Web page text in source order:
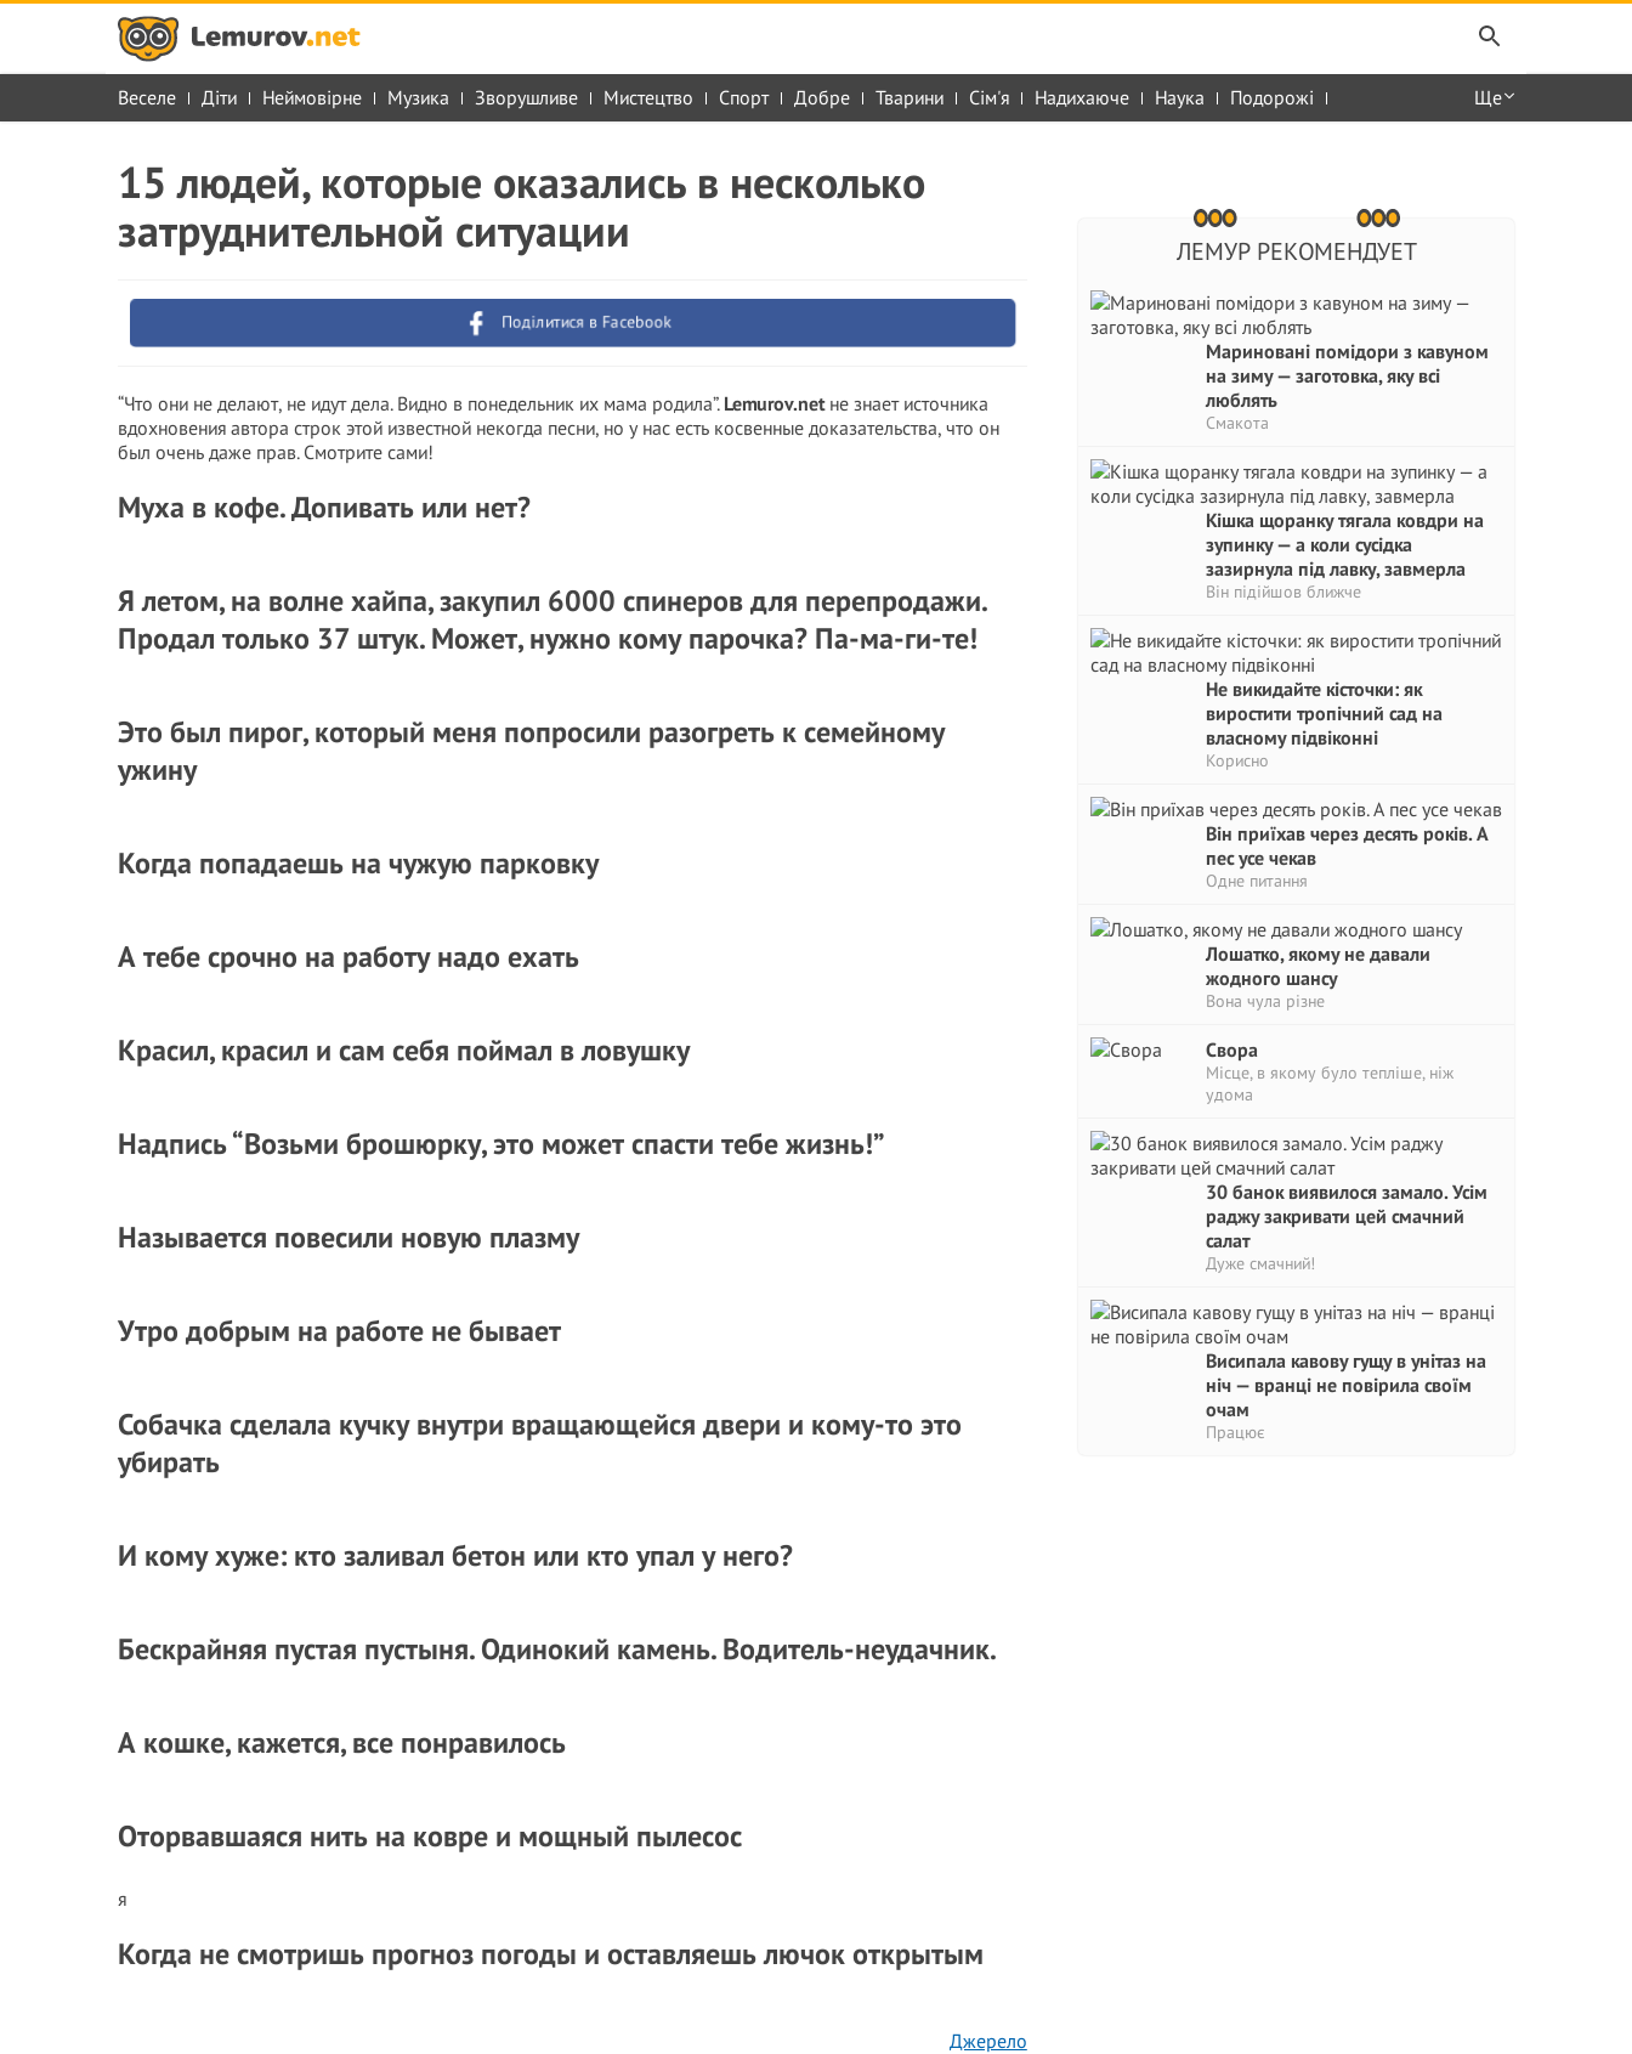
Веселе Діти Неймовірне Музика Зворушливе Мистецтво Спорт Добре Тварини Сім'я Надихаюче Наука Подорожі Ще
ЛЕМУР РЕКОМЕНДУЕТ
Мариновані помідори з кавуном
на зиму — заготовка, яку всі
люблять
Смакота
Кішка щоранку тягала ковдри на
зупинку — а коли сусідка
зазирнула під лавку, завмерла
Він підійшов ближче
Не викидайте кісточки: як
виростити тропічний сад на
власному підвіконні
Корисно
Він приїхав через десять років. А
пес усе чекав
Одне питання
Лошатко, якому не давали
жодного шансу
Вона чула різне
Свора
Місце, в якому було тепліше, ніж
удома
30 банок виявилося замало. Усім
раджу закривати цей смачний
салат
Дуже смачний!
Висипала кавову гущу в унітаз на
ніч — вранці не повірила своїм
очам
Працює
15 людей, которые оказались в несколько
затруднительной ситуации
Поділитися в Facebook
“Что они не делают, не идут дела. Видно в понедельник их мама родила”. Lemurov.netне знает источника
вдохновения автора строк этой известной некогда песни, но у нас есть косвенные доказательства, что он
был очень даже прав. Смотрите сами!
Муха в кофе. Допивать или нет?
Я летом, на волне хайпа, закупил 6000 спинеров для перепродажи.
Продал только 37 штук. Может, нужно кому парочка? Па-ма-ги-те!
Это был пирог, который меня попросили разогреть к семейному
ужину
Когда попадаешь на чужую парковку
А тебе срочно на работу надо ехать
Красил, красил и сам себя поймал в ловушку
Надпись “Возьми брошюрку, это может спасти тебе жизнь!”
Называется повесили новую плазму
Утро добрым на работе не бывает
Собачка сделала кучку внутри вращающейся двери и кому-то это
убирать
И кому хуже: кто заливал бетон или кто упал у него?
Бескрайняя пустая пустыня. Одинокий камень. Водитель-неудачник.
А кошке, кажется, все понравилось
Оторвавшаяся нить на ковре и мощный пылесос
я
Когда не смотришь прогноз погоды и оставляешь лючок открытым
Джерело